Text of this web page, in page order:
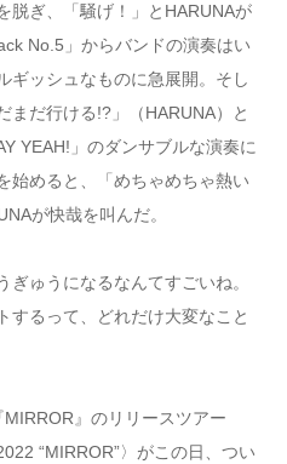
脱ぎ、「騒げ！」とHARUNAが
No.5」からバンドの演奏はい
ギッシュなものに急展開。そし
だ行ける!?」（HARUNA）と
YEAH!」のダンサブルな演奏に
始めると、「めちゃめちゃ熱い
が快哉を叫んだ。
ぎゅうになるなんてすごいね。
するって、どれだけ大変なこと
』のリリースツアー
“MIRROR”〉がこの日、つい